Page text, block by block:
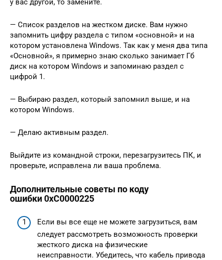
у вас другой, то замените.
— Список разделов на жестком диске. Вам нужно
запомнить цифру раздела с типом «основной» и на
котором установлена Windows. Так как у меня два типа
«Основной», я примерно знаю сколько занимает Гб
диск на котором Windows и запоминаю раздел с
цифрой 1.
— Выбираю раздел, который запомнил выше, и на
котором Windows.
— Делаю активным раздел.
Выйдите из командной строки, перезагрузитесь ПК, и
проверьте, исправлена ​​ли ваша проблема.
Дополнительные советы по коду
ошибки 0xC0000225
Если вы все еще не можете загрузиться, вам
следует рассмотреть возможность проверки
жесткого диска на физические
неисправности. Убедитесь, что кабель привода